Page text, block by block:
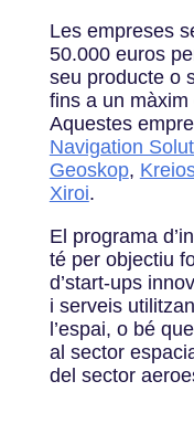
Les empreses
50.000 euros
seu producte o
fins a un màxim
Aquestes
Navigation
Geoskop,
Xiroi.
El programa
té per objectiu
d’start-ups
i serveis
l’espai, o bé
al sector
del sector